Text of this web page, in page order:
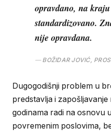
opravdano, na
standardizovano.
nije opravdana.
BOŽIDAR JOVIĆ,
Dugogodišnji problem u
predstavlja i
godinama radi na osnovu
povremenim poslovima,